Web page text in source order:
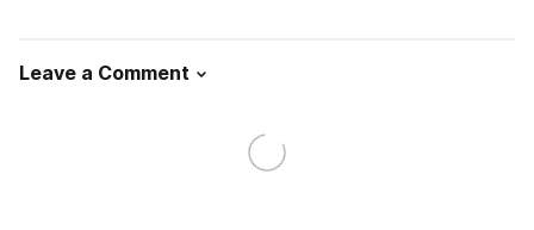
Leave a Comment